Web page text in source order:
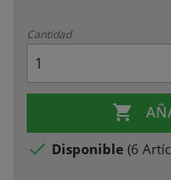
Cantidad

 Disponible (6